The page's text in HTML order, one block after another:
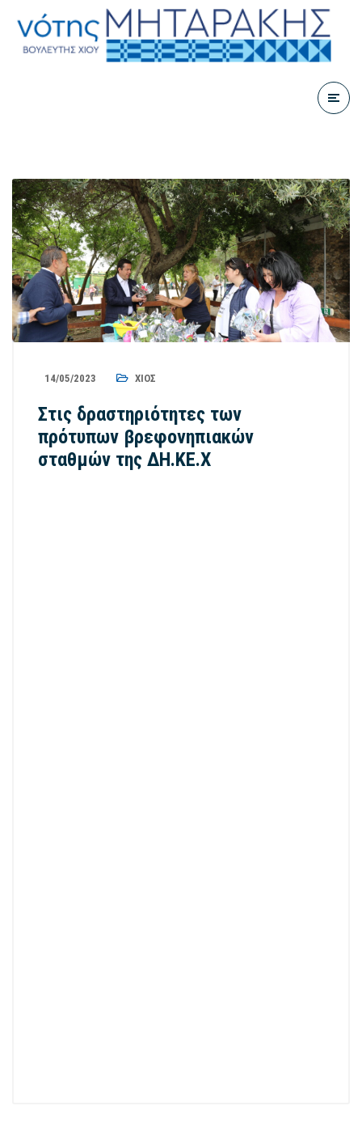
14/05/2023 ΧΊΟΣ
Στις δραστηριότητες των
πρότυπων βρεφονηπιακών
σταθμών της ΔΗ.ΚΕ.Χ